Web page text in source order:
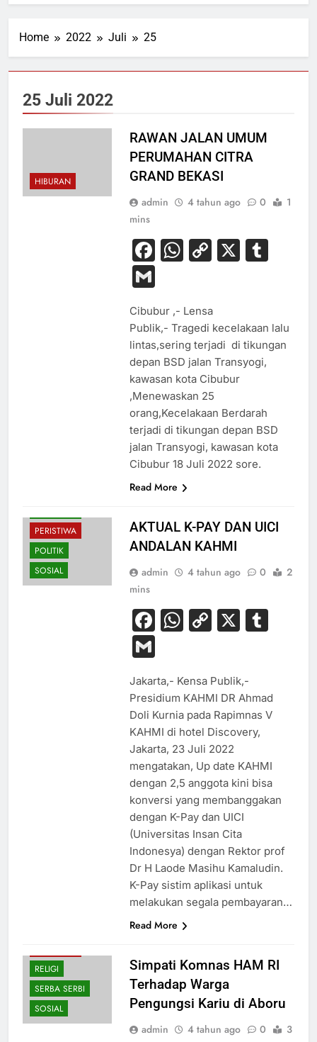
Home 2022 Juli 25
25 Juli 2022
HIBURAN
RAWAN JALAN UMUM
PERUMAHAN CITRA
GRAND BEKASI
admin 4 tahun ago 0
1
mins
Facebook
WhatsApp
Copy
X
Gmail
Cibubur ,- Lensa
Publik,- Tragedi kecelakaan lalu
lintas,sering terjadi di tikungan
depan BSD jalan Transyogi,
kawasan kota Cibubur
,Menewaskan 25
orang,Kecelakaan Berdarah
terjadi di tikungan depan BSD
jalan Transyogi, kawasan kota
Cibubur 18 Juli 2022 sore.
Read More
PERISTIWA
POLITIK
SOSIAL
AKTUAL K-PAY DAN UICI
ANDALAN KAHMI
admin 4 tahun ago 0
2
mins
Facebook
WhatsApp
Copy
X
Gmail
Jakarta,- Kensa Publik,-
Presidium KAHMI DR Ahmad
Doli Kurnia pada Rapimnas V
KAHMI di hotel Discovery,
Jakarta, 23 Juli 2022
mengatakan, Up date KAHMI
dengan 2,5 anggota kini bisa
konversi yang membanggakan
dengan K-Pay dan UICI
(Universitas Insan Cita
Indonesya) dengan Rektor prof
Dr H Laode Masihu Kamaludin.
K-Pay sistim aplikasi untuk
melakukan segala pembayaran…
Read More
RELIGI
SERBA SERBI
SOSIAL
Simpati Komnas HAM RI
Terhadap Warga
Pengungsi Kariu di Aboru
admin 4 tahun ago 0
3